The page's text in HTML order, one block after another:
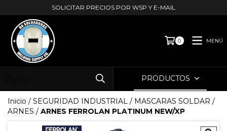
SOLICITAR PRECIOS POR WSP Y E-MAIL
0 MENÚ
PRODUCTOS
Inicio / SEGURIDAD INDUSTRIAL / MASCARAS SOLDAR /
ARNES / ARNES FERROLAN PLATINUM NEW/XP